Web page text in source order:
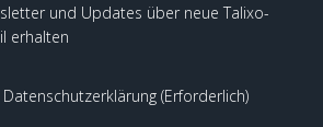
und Updates über neue Talixo-
erhalten
Erforderlich